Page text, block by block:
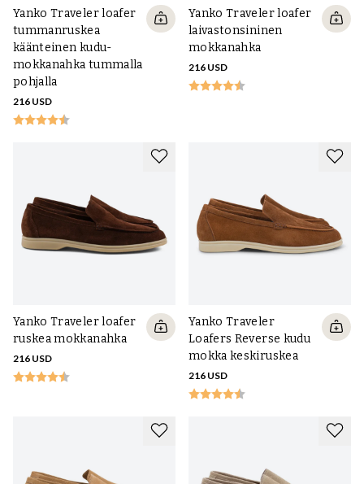
Yanko Traveler loafer
tummanruskea
käänteinen kudu-
mokkanahka tummalla
pohjalla
216 USD
Yanko Traveler loafer
laivastonsininen
mokkanahka
216 USD
Yanko Traveler loafer
ruskea mokkanahka
216 USD
Yanko Traveler
Loafers Reverse kudu
mokka keskiruskea
216 USD